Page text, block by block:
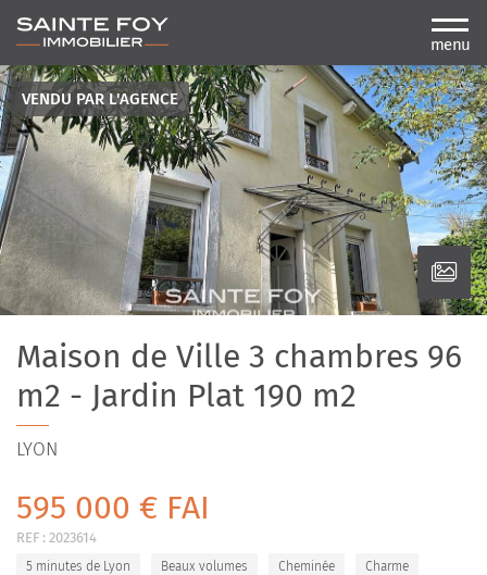
menu
VENDU PAR L'AGENCE
Maison de Ville 3 chambres 96
m2 - Jardin Plat 190 m2
LYON
595 000 € FAI
REF : 2023614
5 minutes de Lyon Beaux volumes Cheminée Charme